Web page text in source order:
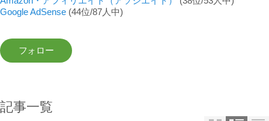
Google AdSense (44位/87人中)
記事一覧